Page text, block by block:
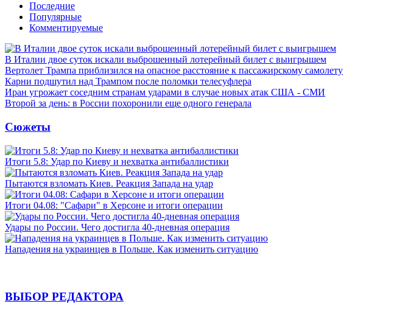
Последние
Популярные
Комментируемые
В Италии двое суток искали выброшенный лотерейный билет с выигрышем
Вертолет Трампа приблизился на опасное расстояние к пассажирскому самолету
Карни подшутил над Трампом после поломки телесуфлера
Иран угрожает соседним странам ударами в случае новых атак США - СМИ
Второй за день: в России похоронили еще одного генерала
Сюжеты
Итоги 5.8: Удар по Киеву и нехватка антибаллистики
Пытаются взломать Киев. Реакция Запада на удар
Итоги 04.08: "Сафари" в Херсоне и итоги операции
Удары по России. Чего достигла 40-дневная операция
Нападения на украинцев в Польше. Как изменить ситуацию
ВЫБОР РЕДАКТОРА